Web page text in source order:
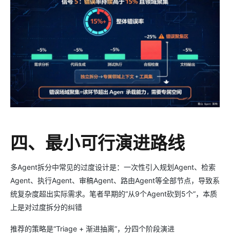
四、最小可行演进路线
多Agent拆分中常见的过度设计是：一次性引入规划Agent、检索
Agent、执行Agent、审稿Agent、路由Agent等全部节点，导致系
统复杂度超出实际需求。笔者早期的“从9个Agent砍到5个”，本质
上是对过度拆分的纠错
推荐的策略是“Triage + 渐进抽离”，分四个阶段演进